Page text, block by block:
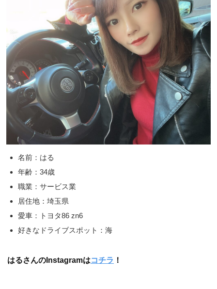
名前：はる
年齢：34歳
職業：サービス業
居住地：埼玉県
愛車：トヨタ86 zn6
好きなドライブスポット：海
はるさんのInstagramはコチラ ！